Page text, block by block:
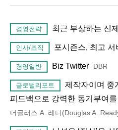
경영전략 최근 부상하는 신
인사/조직 포시즌스, 최고 서
경영일반 Biz Twitter DBR
글로벌리포트
제작자이며 중
피드백으로 강력한 동기부여
더글러스 A. 레디(Douglas A.